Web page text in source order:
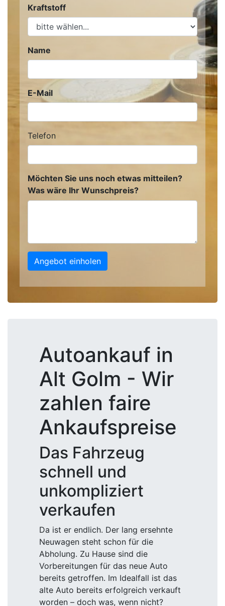
Kraftstoff
Name
E-Mail
Telefon
Möchten Sie uns noch etwas mitteilen?
Was wäre Ihr Wunschpreis?
Angebot einholen
Autoankauf in
Alt Golm - Wir
zahlen faire
Ankaufspreise
Das Fahrzeug
schnell und
unkompliziert
verkaufen
Da ist er endlich. Der lang ersehnte
Neuwagen steht schon für die
Abholung. Zu Hause sind die
Vorbereitungen für das neue Auto
bereits getroffen. Im Idealfall ist das
alte Auto bereits erfolgreich verkauft
worden – doch was, wenn nicht?